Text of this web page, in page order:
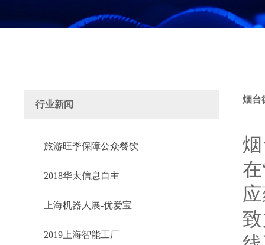
行业新闻
旅游旺季保障公众餐饮
2018华太信息自主
上海机器人展-优爱宝
2019上海智能工厂
烟台